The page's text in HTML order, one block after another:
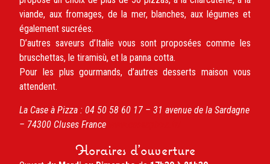
viande, aux fromages, de la mer, blanches, aux légumes et
également sucrées.
D’autres saveurs d’Italie vous sont proposées comme les
bruschettas, le tiramisù, et la panna cotta.
Pour les plus gourmands, d’autres desserts maison vous
attendent.
La Case à Pizza :04 50 58 60 17 –31 avenue de la Sardagne
– 74300 Cluses France
Horaires d'ouverture